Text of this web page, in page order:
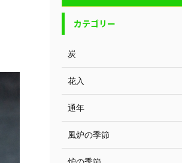
カテゴリー
炭
花入
通年
風炉の季節